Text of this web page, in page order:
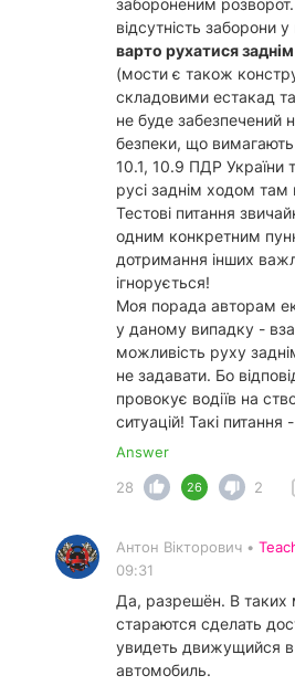
забороненим
відсутність заборони
варто рухатися
(мости є також
складовими естакад
не буде забезпечений
безпеки, що
10.1, 10.9 ПДР України
русі заднім ходом там
Тестові питання
одним конкретним
дотримання інших
ігнорується!
Моя порада авторам
у даному випадку -
можливість руху
не задавати. Бо
провокує водіїв на
ситуацій! Такі
Answer
28
26 2
Антон Вікторович •
09:31
Да, разрешён. В таких
стараются сделать
увидеть движущийся
автомобиль.